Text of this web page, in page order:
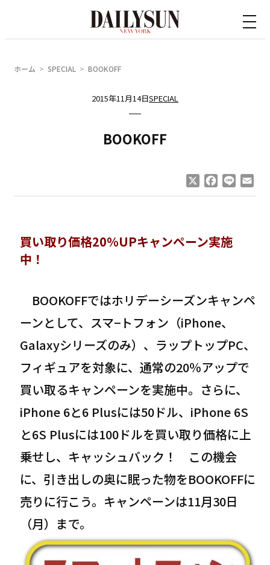
ホーム SPECIAL BOOKOFF
2015年11月14日SPECIAL
BOOKOFF
Facebook
Line
買い取り価格20％UPキャンペーン実施
中！
BOOKOFFではホリデーシーズンキャンペ
ーンとして、スマ−トフォン（iPhone、
Galaxyシリーズのみ）、ラップトップPC、
フィギュアを対象に、通常の20％アップで
買い取るキャンペーンを実施中。さらに、
iPhone 6と6 Plusには50ドル、iPhone 6S
と6S Plusには100ドルを買い取り価格に上
乗せし、キャッシュバック！ この機会
に、引き出しの奥に眠った物をBOOKOFFに
売りに行こう。キャンペーンは11月30日
（月）まで。